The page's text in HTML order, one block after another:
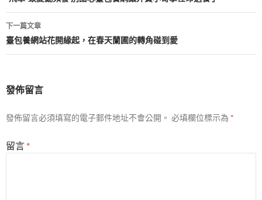
導
覽
下一篇文章
臺包養網站花開緣起，在春天蘭圃的轉角碰到愛
發佈留言
發佈留言必須填寫的電子郵件地址不會公開。 必填欄位標示為 *
留言 *